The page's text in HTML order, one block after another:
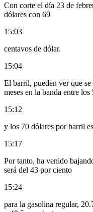
Con corte el día 23 de
dólares con 69
15:03
centavos de dólar.
15:04
El barril, pueden ver que
meses en la banda entre los
15:12
y los 70 dólares por barril
15:17
Por tanto, ha venido
será del 43 por ciento
15:24
para la gasolina regular,